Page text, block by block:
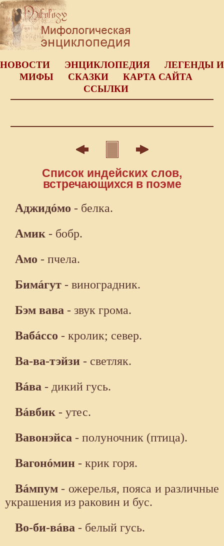
НОВОСТИ ЭНЦИКЛОПЕДИЯ
ЛЕГЕНДЫ И
МИФЫ
СКАЗКИ
КАРТА САЙТА
ССЫЛКИ
Список индейских слов,
встречающихся в поэме
Аджидóмо - белка.
Амик - бобр.
Амо - пчела.
Бимáгут - виноградник.
Бэм вава - звук грома.
Вабáссо - кролик; север.
Ba-вa-тэйзи - светляк.
Вáва - дикий гусь.
Вáвбик - утес.
Вавонэйса - полуночник (птица).
Вагонóмин - крик горя.
Вáмпум - ожерелья, пояса и различные
украшения из раковин и бус.
Во-би-вáва - белый гусь.